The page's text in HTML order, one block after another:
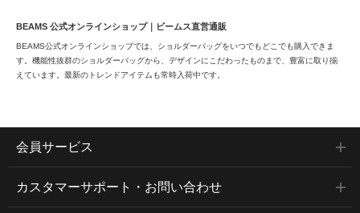
BEAMS 公式オンラインショップ｜ビームス直営通販
BEAMS公式オンラインショップでは、ショルダーバッグをいつでもどこでも購入できま
す。機能性抜群のショルダーバッグから、デザインにこだわったものまで、豊富に取り揃
えています。最新のトレンドアイテムも常時入荷中です。
会員サービス
カスタマーサポート・お問い合わせ